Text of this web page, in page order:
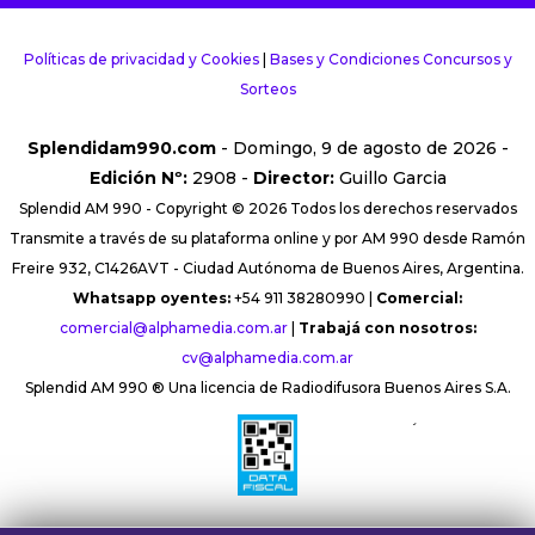
Políticas de privacidad y Cookies| Bases y Condiciones Concursos y
Sorteos
Splendidam990.com- Domingo, 9 de agosto de 2026 -
Edición Nº:2908 - Director:Guillo Garcia
Splendid AM 990 - Copyright © 2026 Todos los derechos reservados
Transmite a través de su plataforma online y por AM 990 desde Ramón
Freire 932, C1426AVT - Ciudad Autónoma de Buenos Aires, Argentina.
Whatsapp oyentes: +54 911 38280990 | Comercial:
comercial@alphamedia.com.ar| Trabajá con nosotros:
cv@alphamedia.com.ar
Splendid AM 990 ® Una licencia de Radiodifusora Buenos Aires S.A.
´